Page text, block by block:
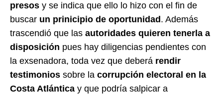
presos y se indica que ello lo hizo con el fin de
buscar un prinicipio de oportunidad . Además
trascendió que las autoridades quieren tenerla a
disposición pues hay diligencias pendientes con
la exsenadora, toda vez que deberá rendir
testimonios sobre la corrupción electoral en la
Costa Atlántica y que podría salpicar a